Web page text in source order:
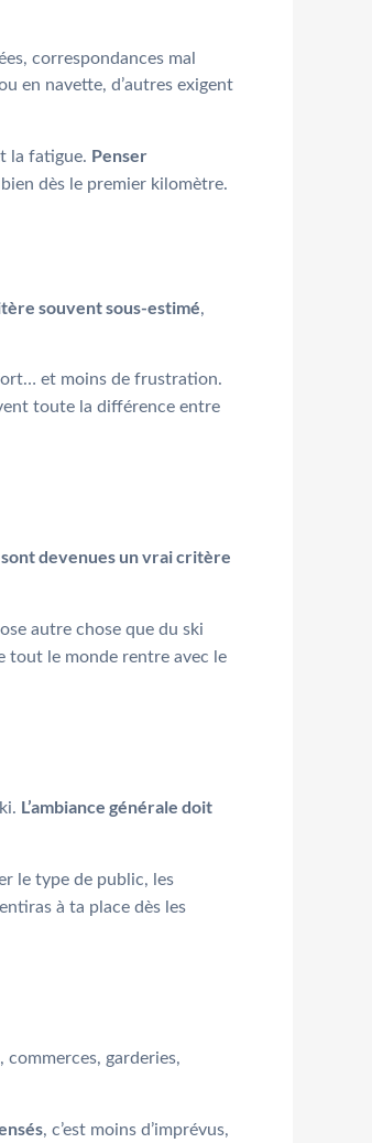
correspondances mal
en navette, d’autres exigent
la fatigue. Penser
dès le premier kilomètre.
souvent sous-estimé,
et moins de frustration.
toute la différence entre
devenues un vrai critère
autre chose que du ski
tout le monde rentre avec le
L’ambiance générale doit
le type de public, les
à ta place dès les
commerces, garderies,
, c’est moins d’imprévus,